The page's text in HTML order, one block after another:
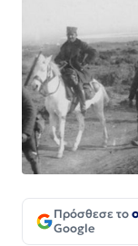
Πρόσθεσε το
Google